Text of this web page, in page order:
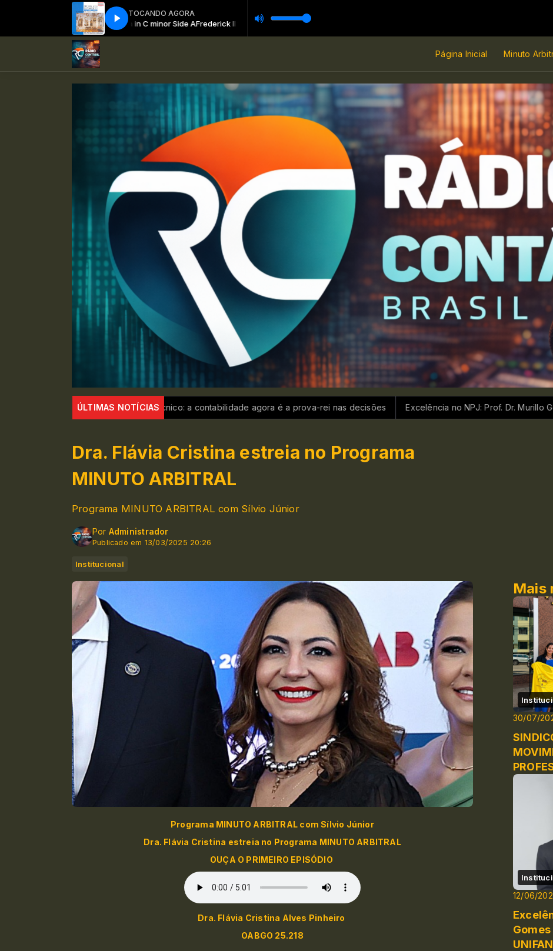
TOCANDO AGORA
II the Great Flute Sonata in C minor Side AFrederick II the Great Flute Sonata in C minor Side A
Página Inicial Minuto
ÚLTIMAS NOTÍCIAS
Judicial com DNA técnico: a contabilidade agora é a prova-rei nas decisões Excelência no NPJ: Prof. Dr. Murillo Gomes lidera
Dra. Flávia Cristina estreia no Programa
MINUTO ARBITRAL
Programa MINUTO ARBITRAL com Sílvio Júnior
Por Administrador
Publicado em 13/03/2025 20:26
Institucional
Programa MINUTO ARBITRAL com Sílvio Júnior
Dra. Flávia Cristina estreia no Programa MINUTO ARBITRAL
OUÇA O PRIMEIRO EPISÓDIO
Dra. Flávia Cristina Alves Pinheiro
OABGO 25.218
Mais
30/07/
12/06/
UNIFAN